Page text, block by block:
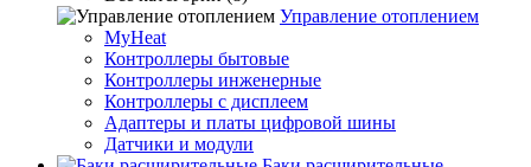
Управление отоплением
MyHeat
Контроллеры бытовые
Контроллеры инженерные
Контроллеры с дисплеем
Адаптеры и платы цифровой шины
Датчики и модули